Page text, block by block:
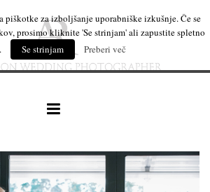
naše delo
piškotke za izboljšanje uporabniške izkušnje. Če se
prosimo kliknite 'Se strinjam' ali zapustite spletno
Se strinjam Preberi več